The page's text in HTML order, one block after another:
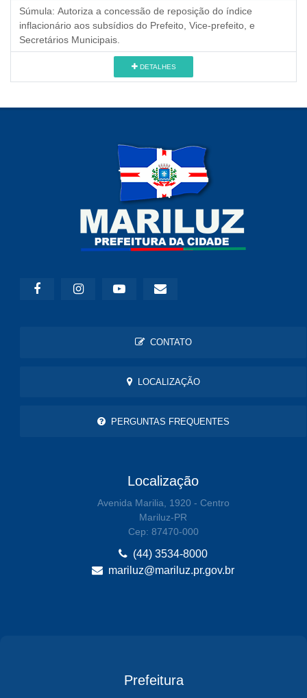
Súmula: Autoriza a concessão de reposição do índice
inflacionário aos subsídios do Prefeito, Vice-prefeito, e
Secretários Municipais.
DETALHES
CONTATO
LOCALIZAÇÃO
PERGUNTAS FREQUENTES
Localização
Avenida Marilia, 1920 - Centro
Mariluz-PR
Cep: 87470-000
(44) 3534-8000
mariluz@mariluz.pr.gov.br
Prefeitura